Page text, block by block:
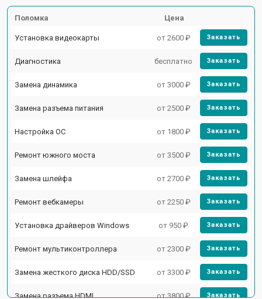
Поломка Цена
Установка видеокарты от 2600 ₽ Заказать
Диагностика бесплатно Заказать
Замена динамика от 3000 ₽ Заказать
Замена разъема питания от 2500 ₽ Заказать
Настройка ОС от 1800 ₽ Заказать
Ремонт южного моста от 3500 ₽ Заказать
Замена шлейфа от 2700 ₽ Заказать
Ремонт вебкамеры от 2250 ₽ Заказать
Установка драйверов Windows от 950 ₽ Заказать
Ремонт мультиконтроллера от 2300 ₽ Заказать
Замена жесткого диска HDD/SSD от 3300 ₽ Заказать
Замена разъема HDMI от 3800 ₽ Заказать